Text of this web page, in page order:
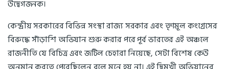
উদ্বেগজনক।
কেন্দ্রীয় সরকারের বিভিন্ন সংস্থা রাজ্য সরকার এবং তৃণমূল কংগ্রেসের
বিরুদ্ধে সাঁড়াশি অভিযান শুরু করার পরে পূর্ব ভারতের এই অঞ্চলে
রাজনীতি যে বিচিত্র এবং জটিল চেহারা নিয়েছে, সেটা বিশেষ কেউ